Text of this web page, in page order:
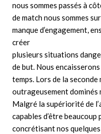
nous sommes passés à
de match nous sommes
manque d’engagement,
créer
plusieurs situations
de but. Nous
temps. Lors de la
outrageusement dominés
Malgré la supériorité de
capables d’être
concrétisant nos